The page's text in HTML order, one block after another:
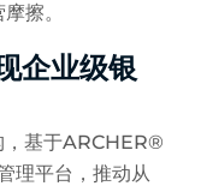
擦。
企业级银
基于ARCHER®
理平台，推动从